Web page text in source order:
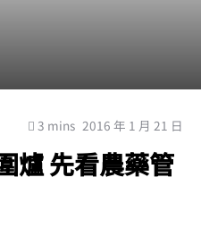
3 mins 2016 年 1 月 21 日
爐 先看農藥管